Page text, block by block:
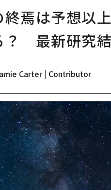
終焉は予想以
？ 最新研究
Carter | Contributor